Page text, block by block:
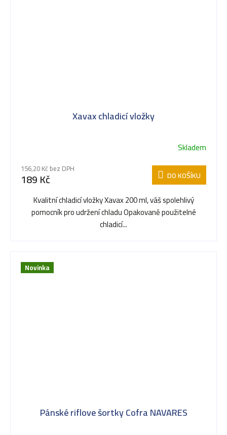
Xavax chladicí vložky
Skladem
156,20 Kč bez DPH
189 Kč DO KOŠÍKU
Kvalitní chladicí vložky Xavax 200 ml, váš spolehlivý
pomocník pro udržení chladu Opakovaně použitelné
chladicí...
Novinka
Pánské riflove šortky Cofra NAVARES